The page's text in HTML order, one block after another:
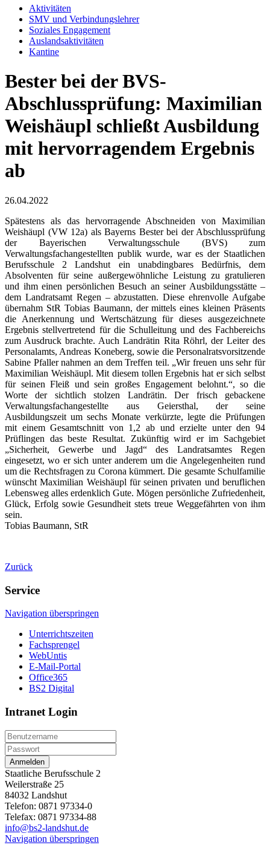
Aktivitäten
SMV und Verbindungslehrer
Soziales Engagement
Auslandsaktivitäten
Kantine
Bester bei der BVS-
Abschlussprüfung: Maximilian
Weishäupl schließt Ausbildung
mit hervorragendem Ergebnis
ab
26.04.2022
Spätestens als das hervorragende Abschneiden von Maximilian
Weishäupl (VW 12a) als Bayerns Bester bei der Abschlussprüfung
der Bayerischen Verwaltungsschule (BVS) zum
Verwaltungsfachangestellten publik wurde, war es der Staatlichen
Berufsschule 2 Landshut ein unabdingbares Bedürfnis, dem
Absolventen für seine außergewöhnliche Leistung zu gratulieren
und ihm einen persönlichen Besuch an seiner Ausbildungsstätte –
dem Landratsamt Regen – abzustatten. Diese ehrenvolle Aufgabe
übernahm StR Tobias Baumann, der mittels eines kleinen Präsents
die Anerkennung und Wertschätzung für dieses ausgezeichnete
Ergebnis stellvertretend für die Schulleitung und des Fachbereichs
zum Ausdruck brachte. Auch Landrätin Rita Röhrl, der Leiter des
Personalamts, Andreas Koneberg, sowie die Personalratsvorsitzende
Sabine Pfaller nahmen an dem Treffen teil. „Wir freuen uns sehr für
Maximilian Weishäupl. Mit diesem tollen Ergebnis hat er sich selbst
für seinen Fleiß und sein großes Engagement belohnt.“, so die
Worte der sichtlich stolzen Landrätin. Der frisch gebackene
Verwaltungsfachangestellte aus Geiersthal, der seine
Ausbildungszeit um sechs Monate verkürzte, legte die Prüfungen
mit einem Gesamtschnitt von 1,2 ab und erzielte unter den 94
Prüflingen das beste Resultat. Zukünftig wird er im Sachgebiet
„Sicherheit, Gewerbe und Jagd“ des Landratsamtes Regen
eingesetzt, wo er sich unter anderem um die Angelegenheiten rund
um die Rechtsfragen zu Corona kümmert. Die gesamte Schulfamilie
wünscht Maximilian Weishäupl für seinen privaten und beruflichen
Lebensweg alles erdenklich Gute. Mögen persönliche Zufriedenheit,
Glück, Erfolg sowie Gesundheit stets treue Weggefährten von ihm
sein.
Tobias Baumann, StR
Zurück
Service
Navigation überspringen
Unterrichtszeiten
Fachsprengel
WebUntis
E-Mail-Portal
Office365
BS2 Digital
Intranet Login
Anmelden
Staatliche Berufsschule 2
Weilerstraße 25
84032 Landshut
Telefon: 0871 97334-0
Telefax: 0871 97334-88
info@bs2-landshut.de
Navigation überspringen